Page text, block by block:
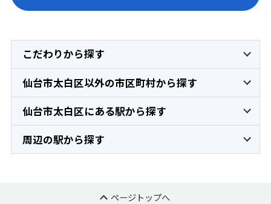
こだわりから探す
仙台市太白区以外の市区町村から探す
仙台市太白区にある駅から探す
周辺の駅から探す
ページトップへ